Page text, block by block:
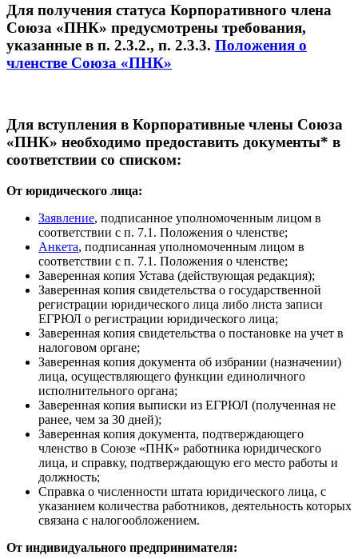
Для получения статуса Корпоративного члена
Союза «ПНК» предусмотрены требования,
указанные в п. 2.3.2., п. 2.3.3. Положения о
членстве Союза «ПНК»
Для вступления в Корпоративные члены Союза
«ПНК» необходимо предоставить документы* в
соответствии со списком:
От юридического лица:
Заявление, подписанное уполномоченным лицом в
соответствии с п. 7.1. Положения о членстве;
Анкета, подписанная уполномоченным лицом в
соответствии с п. 7.1. Положения о членстве;
Заверенная копия Устава (действующая редакция);
Заверенная копия свидетельства о государственной
регистрации юридического лица либо листа записи
ЕГРЮЛ о регистрации юридического лица;
Заверенная копия свидетельства о постановке на учет в
налоговом органе;
Заверенная копия документа об избрании (назначении)
лица, осуществляющего функции единоличного
исполнительного органа;
Заверенная копия выписки из ЕГРЮЛ (полученная не
ранее, чем за 30 дней);
Заверенная копия документа, подтверждающего
членство в Союзе «ПНК» работника юридического
лица, и справку, подтверждающую его место работы и
должность;
Справка о численности штата юридического лица, с
указанием количества работников, деятельность которых
связана с налогообложением.
От индивидуального предпринимателя: